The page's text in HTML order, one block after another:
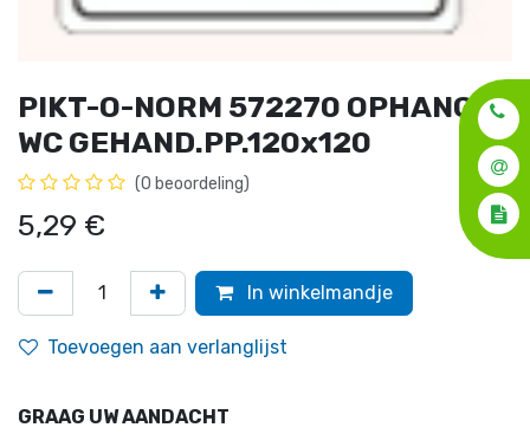
PIKT-O-NORM 572270 OPHANG
WC GEHAND.PP.120x120
(0 beoordeling)
5,29 €
In winkelmandje
Toevoegen aan verlanglijst
GRAAG UW AANDACHT